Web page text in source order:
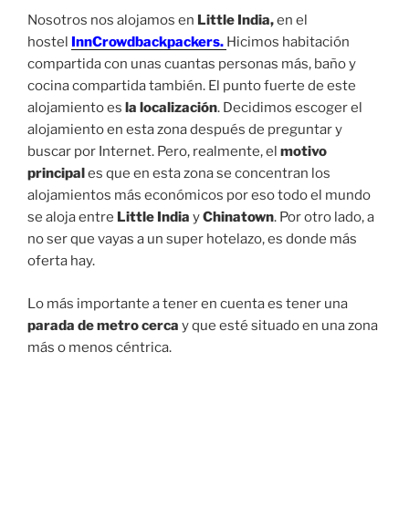
Nosotros nos alojamos en Little India,en el
hostel InnCrowdbackpackers. Hicimos habitación
compartida con unas cuantas personas más, baño y
cocina compartida también. El punto fuerte de este
alojamiento es la localización. Decidimos escoger el
alojamiento en esta zona después de preguntar y
buscar por Internet. Pero, realmente, el motivo
principales que en esta zona se concentran los
alojamientos más económicos por eso todo el mundo
se aloja entre Little India yChinatown. Por otro lado, a
no ser que vayas a un super hotelazo, es donde más
oferta hay.
Lo más importante a tener en cuenta es tener una
parada de metro cerca y que esté situado en una zona
más o menos céntrica.